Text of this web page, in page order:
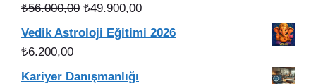
₺56.000,00 Orijinal
fiyat:
₺49.900,00Şu
andaki
Vedik Astroloji Eğitimi 2026
₺6.200,00
Kariyer Danışmanlığı